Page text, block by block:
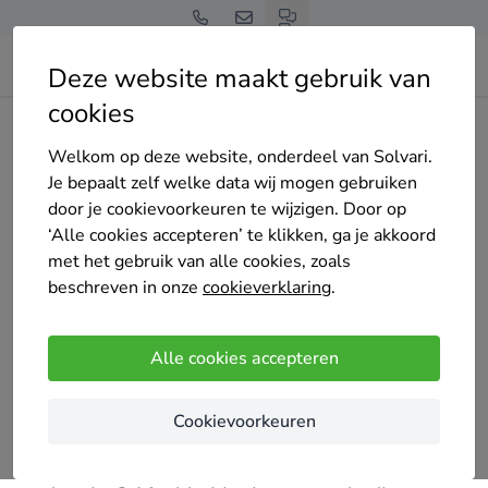
Deze website maakt gebruik van
cookies
Welkom op deze website, onderdeel van Solvari.
Je bepaalt zelf welke data wij mogen gebruiken
door je cookievoorkeuren te wijzigen. Door op
‘Alle cookies accepteren’ te klikken, ga je akkoord
met het gebruik van alle cookies, zoals
beschreven in onze cookieverklaring.
Alle cookies accepteren
Cookievoorkeuren
Home Schuifpui
Future Kunststof Kozijnen
(8 reviews)
Wie wilt er nou niet veilig en comfortabel wonen,